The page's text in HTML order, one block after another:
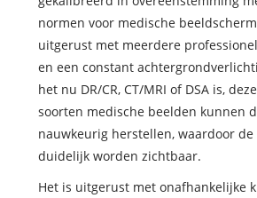
normen voor medische
uitgerust met meerdere
en een constant
het nu DR/CR, CT/MRI of DSA is,
soorten medische beelden kunnen
nauwkeurig herstellen, waardoor de
duidelijk worden zichtbaar.
Het is uitgerust met onafhankelijke